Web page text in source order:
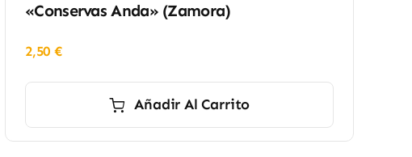
«Conservas Anda» (Zamora)
2,50€
Añadir Al Carrito